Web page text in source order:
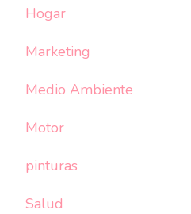
Hogar
Marketing
Medio Ambiente
Motor
pinturas
Salud